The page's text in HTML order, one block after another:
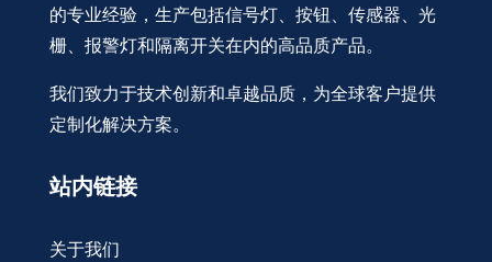
的专业经验，生产包括信号灯、按钮、传感器、光
栅、报警灯和隔离开关在内的高品质产品。
我们致力于技术创新和卓越品质，为全球客户提供
定制化解决方案。
站内链接
关于我们